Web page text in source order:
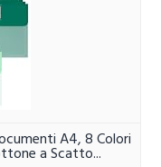
A4, 8 Colori
a Scatto...